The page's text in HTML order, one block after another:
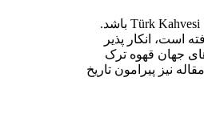
شاید یکی از تاثیرگذارترین سنت‌های فرهنگ ترک در جهان، قهوه ترک یا همان Türk Kahvesi باشد.
است، انکار پذیر
جهان قهوه ترک
نیز پیرامون تاریخ